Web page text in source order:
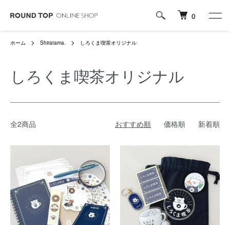
0
ホーム Shiratama. しろくま喫茶オリジナル
しろくま喫茶オリジナル
全2商品 おすすめ順 価格順 新着順